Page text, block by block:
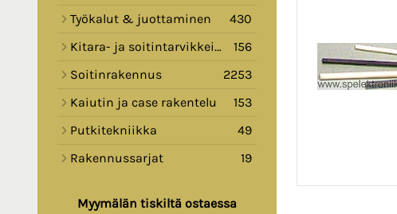
Työkalut & juottaminen
430
Kitara- ja soitintarvikkeita
156
Soitinrakennus
2253
Kaiutin ja case rakentelu
153
Putkitekniikka
49
Rakennussarjat
19
Myymälän tiskiltä ostaessa